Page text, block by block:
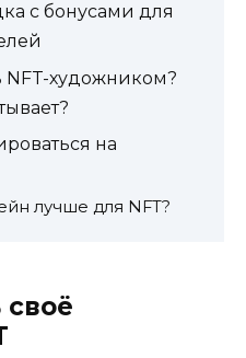
с бонусами для
художником?
на
лучше для NFT?
своё